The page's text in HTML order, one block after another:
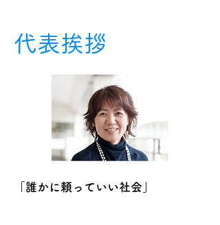
代表挨拶
「誰かに頼っていい社会」